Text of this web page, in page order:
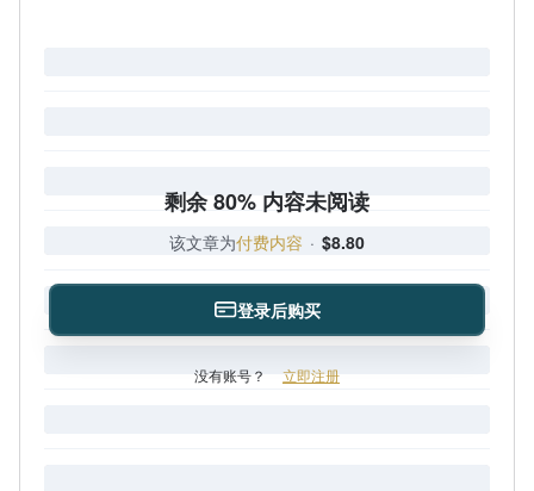
剩余 80% 内容未阅读
该文章为付费内容 · $8.80
登录后购买
没有账号？ 立即注册